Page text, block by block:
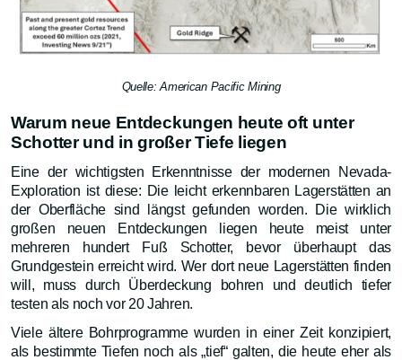
Quelle: American Pacific Mining
Warum neue Entdeckungen heute oft unter
Schotter und in großer Tiefe liegen
Eine der wichtigsten Erkenntnisse der modernen Nevada-
Exploration ist diese: Die leicht erkennbaren Lagerstätten an
der Oberfläche sind längst gefunden worden. Die wirklich
großen neuen Entdeckungen liegen heute meist unter
mehreren hundert Fuß Schotter, bevor überhaupt das
Grundgestein erreicht wird. Wer dort neue Lagerstätten finden
will, muss durch Überdeckung bohren und deutlich tiefer
testen als noch vor 20 Jahren.
Viele ältere Bohrprogramme wurden in einer Zeit konzipiert,
als bestimmte Tiefen noch als „tief“ galten, die heute eher als